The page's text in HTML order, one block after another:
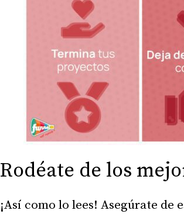
Rodéate de los
¡Así como lo lees! Asegúrate de